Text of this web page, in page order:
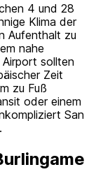
4 und 28
Klima der
Aufenthalt zu
nahe
sollten
Zeit
zu Fuß
oder einem
San